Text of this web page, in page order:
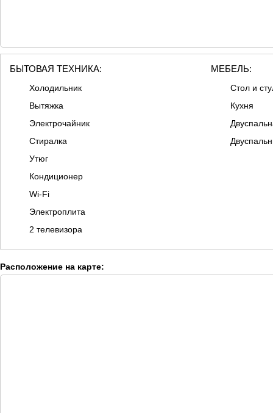
БЫТОВАЯ ТЕХНИКА:
Холодильник
Вытяжка
Электрочайник
Стиралка
Утюг
Кондиционер
Wi-Fi
Электроплита
2 телевизора
МЕБЕЛЬ:
Стол и
Кухня
Расположение на карте: